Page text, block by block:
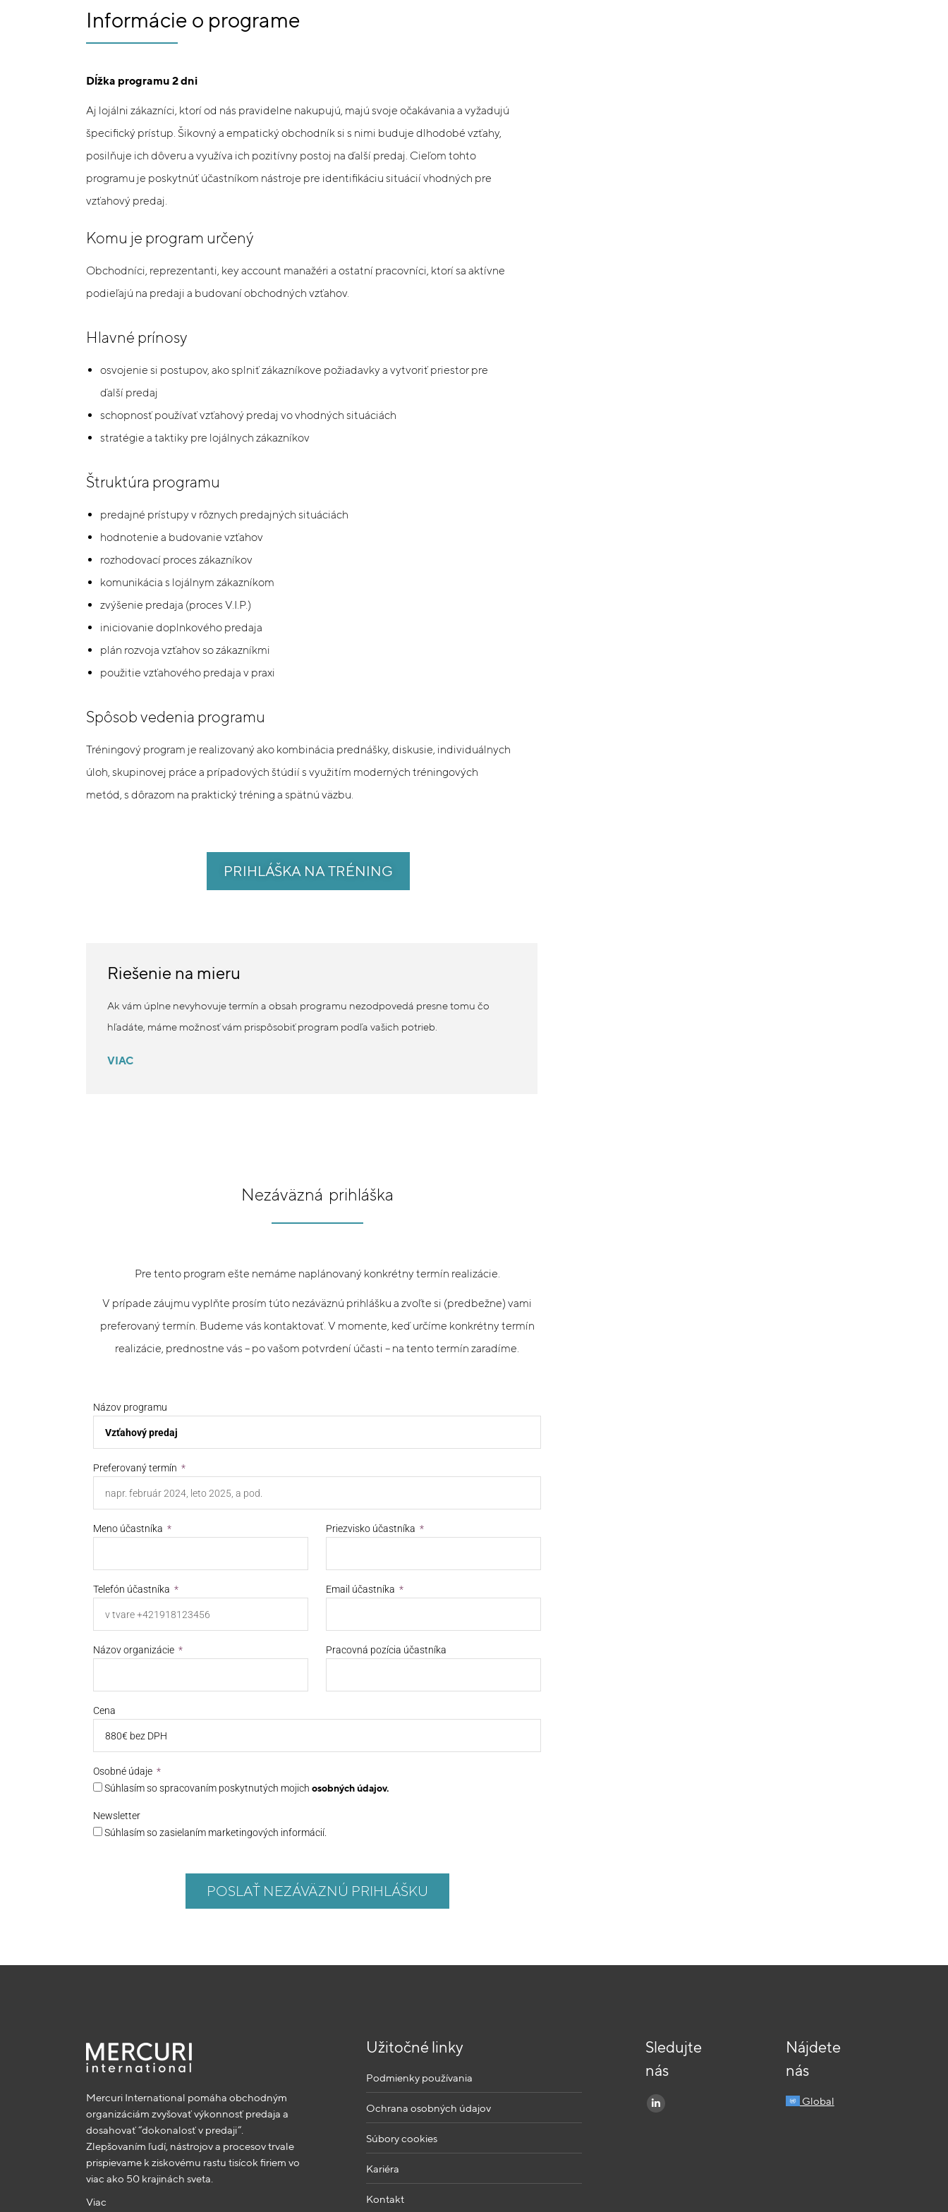
Informácie o programe
Dĺžka programu 2 dni
Aj lojálni zákazníci, ktorí od nás pravidelne nakupujú, majú svoje očakávania a vyžadujú
špecifický prístup. Šikovný a empatický obchodník si s nimi buduje dlhodobé vzťahy,
posilňuje ich dôveru a využíva ich pozitívny postoj na ďalší predaj. Cieľom tohto
programu je poskytnúť účastníkom nástroje pre identifikáciu situácií vhodných pre
vzťahový predaj.
Komu je program určený
Obchodníci, reprezentanti, key account manažéri a ostatní pracovníci, ktorí sa aktívne
podieľajú na predaji a budovaní obchodných vzťahov.
Hlavné prínosy
osvojenie si postupov, ako splniť zákazníkove požiadavky a vytvoriť priestor pre
ďalší predaj
schopnosť používať vzťahový predaj vo vhodných situáciách
stratégie a taktiky pre lojálnych zákazníkov
Štruktúra programu
predajné prístupy v rôznych predajných situáciách
hodnotenie a budovanie vzťahov
rozhodovací proces zákazníkov
komunikácia s lojálnym zákazníkom
zvýšenie predaja (proces V.I.P.)
iniciovanie doplnkového predaja
plán rozvoja vzťahov so zákazníkmi
použitie vzťahového predaja v praxi
Spôsob vedenia programu
Tréningový program je realizovaný ako kombinácia prednášky, diskusie, individuálnych
úloh, skupinovej práce a prípadových štúdií s využitím moderných tréningových
metód, s dôrazom na praktický tréning a spätnú väzbu.
PRIHLÁŠKA NA TRÉNING
Riešenie na mieru
Ak vám úplne nevyhovuje termín a obsah programu nezodpovedá presne tomu čo
hľadáte, máme možnosť vám prispôsobiť program podľa vašich potrieb.
VIAC
Nezáväzná prihláška
Pre tento program ešte nemáme naplánovaný konkrétny termín realizácie.
V prípade záujmu vyplňte prosím túto nezáväznú prihlášku a zvoľte si (predbežne) vami
preferovaný termín. Budeme vás kontaktovať. V momente, keď určíme konkrétny termín
realizácie, prednostne vás – po vašom potvrdení účasti – na tento termín zaradíme.
Názov programu
Preferovaný termín
Meno účastníka Priezvisko účastníka
Telefón účastníka Email účastníka
Názov organizácie Pracovná pozícia účastníka
Cena
Osobné údaje
Súhlasím so spracovaním poskytnutých mojich osobných údajov.
Newsletter
Súhlasím so zasielaním marketingových informácií.
POSLAŤ NEZÁVÄZNÚ PRIHLÁŠKU
Mercuri International pomáha obchodným
organizáciám zvyšovať výkonnosť predaja a
dosahovať “dokonalosť v predaji”.
Zlepšovaním ľudí, nástrojov a procesov trvale
prispievame k ziskovému rastu tisícok firiem vo
viac ako 50 krajinách sveta.
Viac
Užitočné linky
Podmienky používania
Ochrana osobných údajov
Súbory cookies
Kariéra
Kontakt
Sledujte
nás
Find us on:
Nájdete
nás
Global